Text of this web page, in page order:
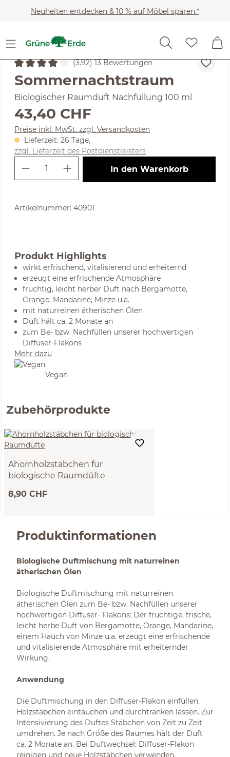
Zum Hauptinhalt springen
Neuheiten entdecken & 10 % auf Möbel sparen.*
Wohnaccessoires Diffuser
Durchschnittliche Bewertung von 3.92 von 5 Sternen
(3.92) 13 Bewertungen
Sommernachtstraum
Biologischer Raumduft Nachfüllung 100 ml
Regulärer Preis:
43,40 CHF
Preise inkl. MwSt. zzgl. Versandkosten
Lieferzeit: 26 Tage,
zzgl. Lieferzeit des Postdienstleisters
Produkt Anzahl: Gib den
In den Warenkorb
Artikelnummer: 40901
Produkt Highlights
wirkt erfrischend, vitalisierend und erheiternd
erzeugt eine erfrischende Atmosphäre
fruchtig, leicht herber Duft nach Bergamotte,
Orange, Mandarine, Minze u.a.
mit naturreinen ätherischen Ölen
Duft hält ca. 2 Monate an
zum Be- bzw. Nachfüllen unserer hochwertigen
Diffuser-Flakons
Mehr dazu
Vegan
Zubehörprodukte
Ahornholzstäbchen für
biologische Raumdüfte
8,90 CHF
Produktinformationen
Biologische Duftmischung mit naturreinen
ätherischen Ölen
Biologische Duftmischung mit naturreinen
ätherischen Ölen zum Be- bzw. Nachfüllen unserer
hochwertigen Diffuser- Flakons: Der fruchtige, frische,
leicht herbe Duft von Bergamotte, Orange, Mandarine,
einem Hauch von Minze u.a. erzeugt eine erfrischende
und vitalisierende Atmosphäre mit erheiternder
Wirkung.
Anwendung
Die Duftmischung in den Diffuser-Flakon einfüllen,
Holzstäbchen eintauchen und durchtränken lassen. Zur
Intensivierung des Duftes Stäbchen von Zeit zu Zeit
umdrehen. Je nach Größe des Raumes hält der Duft
ca. 2 Monate an. Bei Duftwechsel: Diffuser-Flakon
reinigen und neue Holzstäbchen verwenden.